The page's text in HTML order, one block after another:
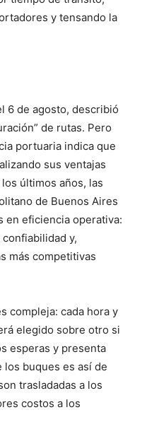
y tensando la
6 de agosto, describió
de rutas. Pero
portuaria indica que
sus ventajas
últimos años, las
de Buenos Aires
en eficiencia operativa:
y,
más competitivas
compleja: cada hora y
elegido sobre otro si
esperas y presenta
los buques es así de
trasladadas a los
costos a los